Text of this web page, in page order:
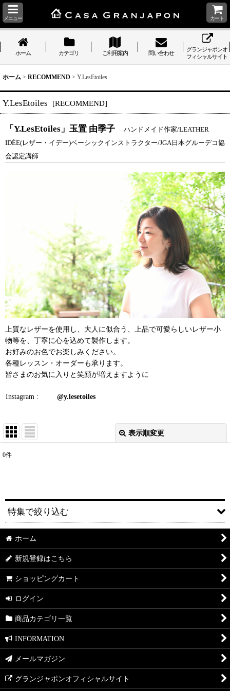
メニュー カート
ホーム カテゴリ ご利用案内 問い合わせ
グランジャポンオ
フィシャルサイト
ホーム > RECOMMEND > Y.LesEtoiles
Y.LesEtoiles [RECOMMEND]
「Y.LesEtoiles」玉置 由季子
ハンドメイド作家/LEATHER
IDÉE(レザー・イデー)ベーシックインストラクター/JGA日本グルーデコ協
会認定講師
上質なレザーを使用し、大人に似合う、上品で可愛らしいレザー小
物等を、丁寧に心を込めて製作します。
お好みのお色でお楽しみください。
各種レッスン・オーダーも承ります。
皆さまのお気に入りと笑顔が増えますように
Instagram : @y.lesetoiles
表示順変更
0件
特集で絞り込む
送料無料
セット販売
ギフト
KITCHEN
DINING
ホーム
新規登録はこちら
ショッピングカート
ログイン
商品カテゴリ一覧
INFORMATION
メールマガジン
グランジャポンオフィシャルサイト